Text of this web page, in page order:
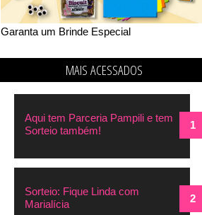
Garanta um Brinde Especial
MAIS ACESSADOS
Aqui tem Parceria Pampili e tem
Sorteio também!
Sorteio: Fique Linda com
Marialícia